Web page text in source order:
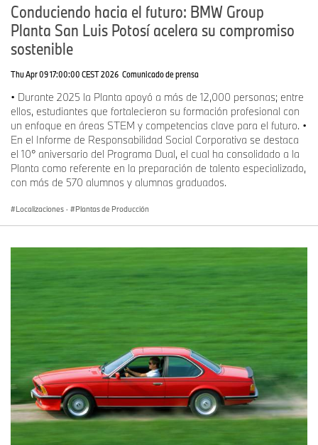
Conduciendo hacia el futuro: BMW Group
Planta San Luis Potosí acelera su compromiso
sostenible
Thu Apr 09 17:00:00 CEST 2026 Comunicado de prensa
• Durante 2025 la Planta apoyó a más de 12,000 personas; entre
ellos, estudiantes que fortalecieron su formación profesional con
un enfoque en áreas STEM y competencias clave para el futuro. •
En el Informe de Responsabilidad Social Corporativa se destaca
el 10° aniversario del Programa Dual, el cual ha consolidado a la
Planta como referente en la preparación de talento especializado,
con más de 570 alumnos y alumnas graduados.
Localizaciones · Plantas de Producción